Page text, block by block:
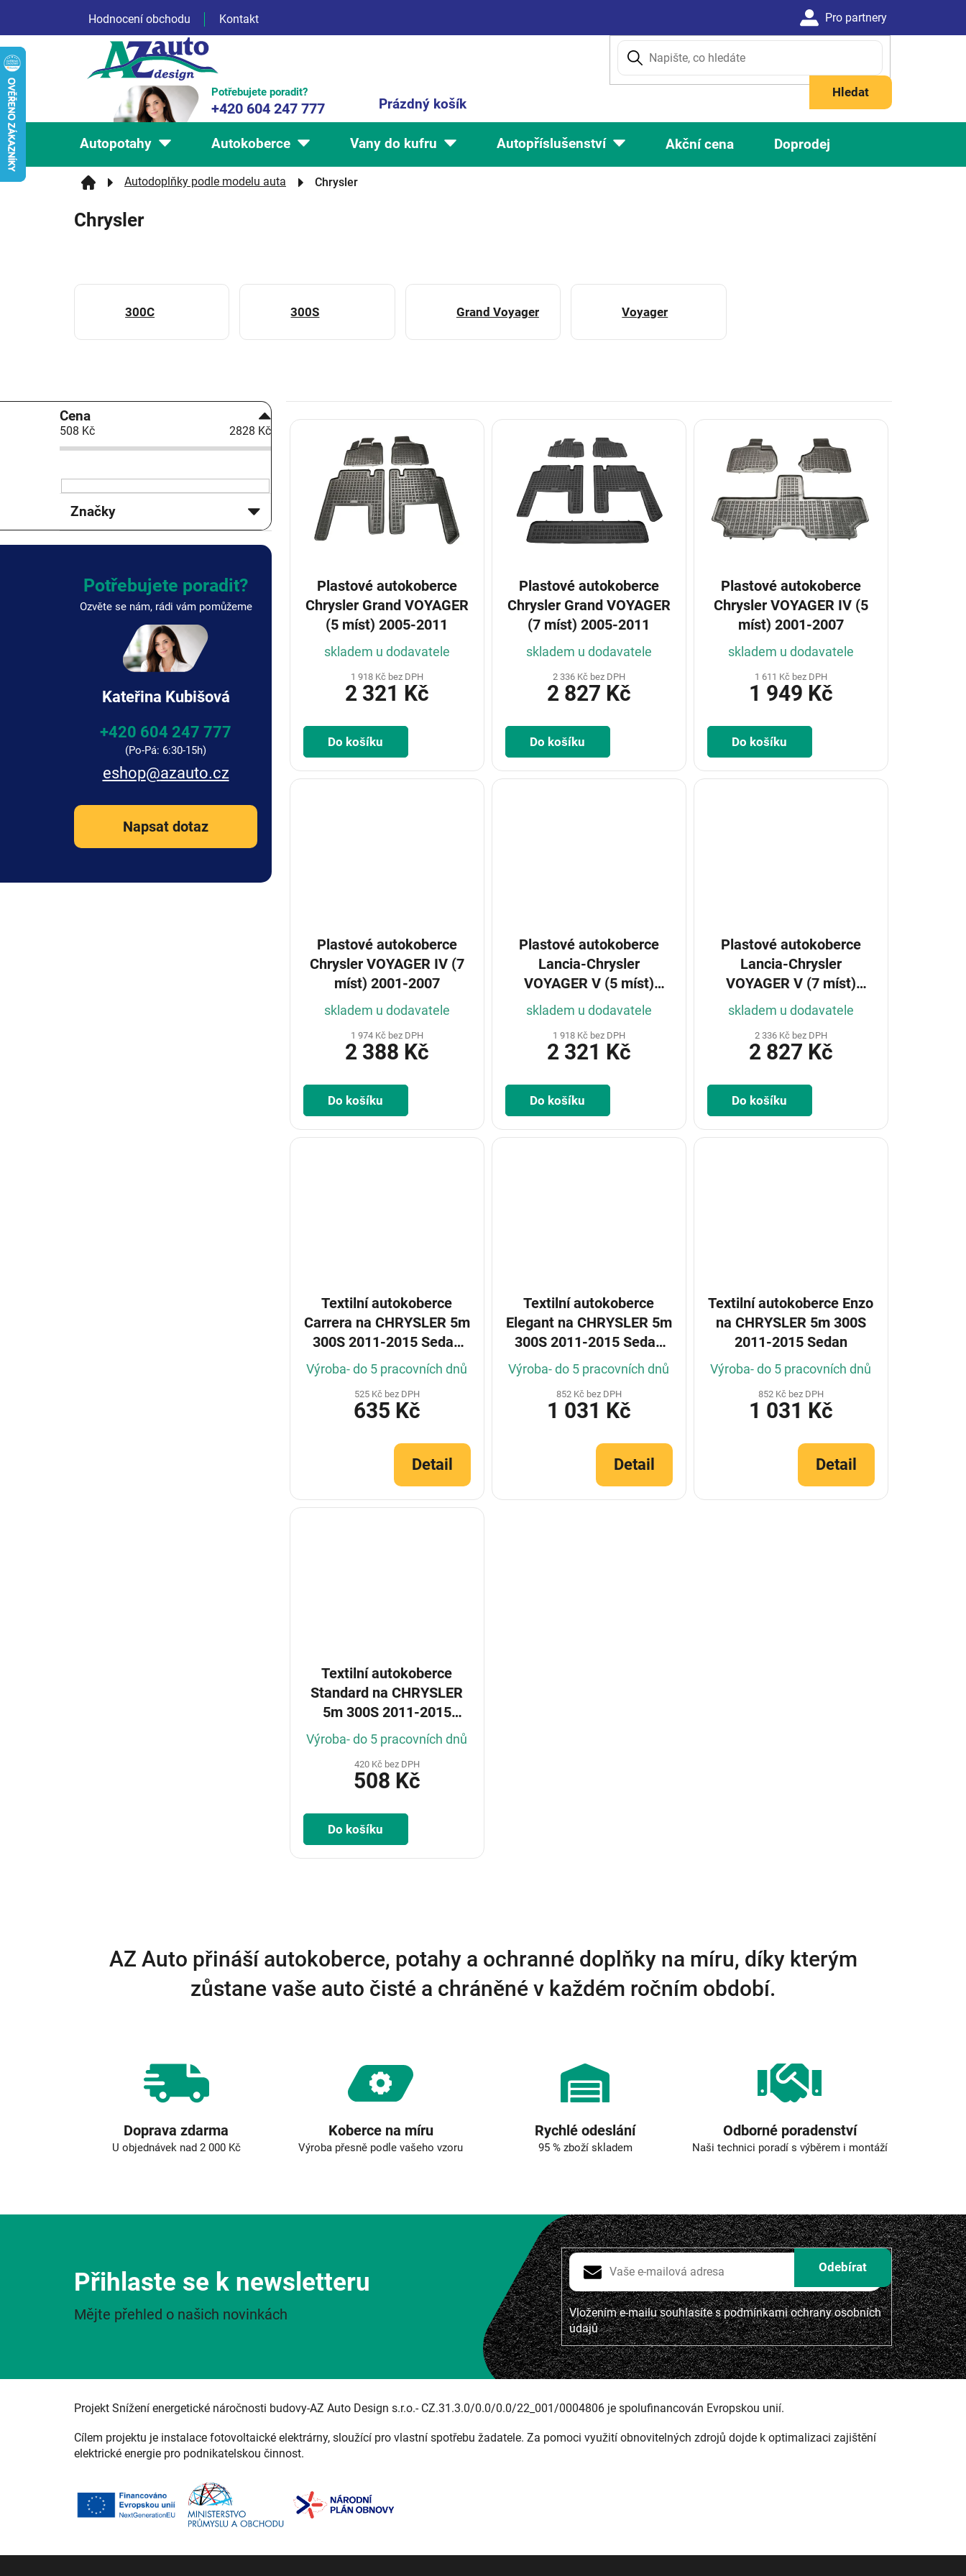
obsah
Hodnocení obchodu Kontakt
Hledat
Potřebujete poradit?
+420 604 247 777
Nákupní
košík
Prázdný košík
Autopotahy Autokoberce Vany do kufru Autopříslušenství Akční cena Doprodej
Autodoplňky podle modelu auta Chrysler
Chrysler
300C 300S Grand Voyager Voyager
P
o
s
t
í
Cena
508 Kč 2828 Kč
Značky
Potřebujete poradit?
Ozvěte se nám, rádi vám pomůžeme
Kateřina Kubišová
+420 604 247 777
eshop@azauto.cz
Napsat dotaz
V
Plastové autokoberce
Chrysler Grand VOYAGER
(5 míst) 2005-2011
skladem u dodavatele
1 918 Kč bez DPH
2 321 Kč
Do košíku
Plastové autokoberce
Chrysler Grand VOYAGER
(7 míst) 2005-2011
skladem u dodavatele
2 336 Kč bez DPH
2 827 Kč
Do košíku
Plastové autokoberce
Chrysler VOYAGER IV (5
míst) 2001-2007
skladem u dodavatele
1 611 Kč bez DPH
1 949 Kč
Do košíku
Plastové autokoberce
Chrysler VOYAGER IV (7
míst) 2001-2007
skladem u dodavatele
1 974 Kč bez DPH
2 388 Kč
Do košíku
Plastové autokoberce
Lancia-Chrysler
VOYAGER V (5 míst)
2007-
skladem u dodavatele
1 918 Kč bez DPH
2 321 Kč
Do košíku
Plastové autokoberce
Lancia-Chrysler
VOYAGER V (7 míst)
2007-
skladem u dodavatele
2 336 Kč bez DPH
2 827 Kč
Do košíku
Textilní autokoberce
Carrera na CHRYSLER 5m
300S 2011-2015 Sedan
(Konfigurátor)
Výroba- do 5 pracovních dnů
525 Kč bez DPH
635 Kč
Detail
Textilní autokoberce
Elegant na CHRYSLER 5m
300S 2011-2015 Sedan
(Konfigurátor)
Výroba- do 5 pracovních dnů
852 Kč bez DPH
1 031 Kč
Detail
Textilní autokoberce Enzo
na CHRYSLER 5m 300S
2011-2015 Sedan
Výroba- do 5 pracovních dnů
852 Kč bez DPH
1 031 Kč
Detail
Textilní autokoberce
Standard na CHRYSLER
5m 300S 2011-2015
Sedan
Výroba- do 5 pracovních dnů
420 Kč bez DPH
508 Kč
Do košíku
a
c
í
p
p
i
u
AZ Auto přináší autokoberce, potahy a ochranné doplňky na míru, díky kterým
zůstane vaše auto čisté a chráněné v každém ročním období.
Doprava zdarma
U objednávek nad 2 000 Kč
Koberce na míru
Výroba přesně podle vašeho vzoru
Rychlé odeslání
95 % zboží skladem
Odborné poradenství
Naši technici poradí s výběrem i montáží
Vložením e-mailu souhlasíte spodmínkami ochrany osobních
údajů
Přihlaste se k newsletteru
Mějte přehled o našich novinkách
Projekt Snížení energetické náročnosti budovy-AZ Auto Design s.r.o.- CZ.31.3.0/0.0/0.0/22_001/0004806 je spolufinancován Evropskou unií.
Cílem projektu je instalace fotovoltaické elektrárny, sloužící pro vlastní spotřebu žadatele. Za pomoci využití obnovitelných zdrojů dojde k optimalizaci zajištění
elektrické energie pro podnikatelskou činnost.